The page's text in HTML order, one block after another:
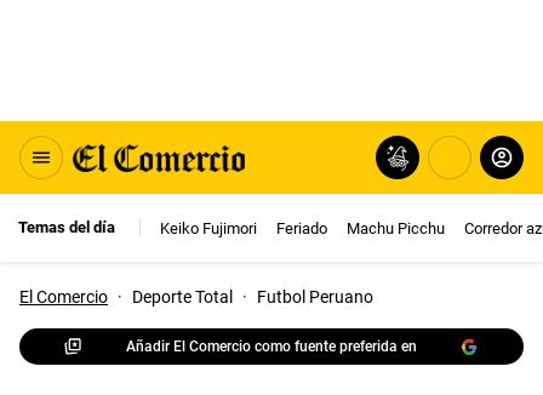
Temas del día Keiko Fujimori Feriado Machu Picchu Corredor
El Comercio · Deporte Total · Futbol Peruano
Añadir El Comercio como fuente preferida en